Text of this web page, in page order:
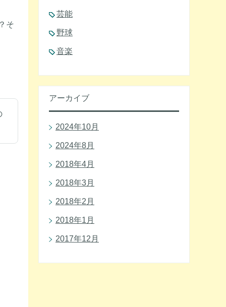
そ
芸能
野球
音楽
アーカイブ
2024年10月
2024年8月
2018年4月
2018年3月
2018年2月
2018年1月
2017年12月